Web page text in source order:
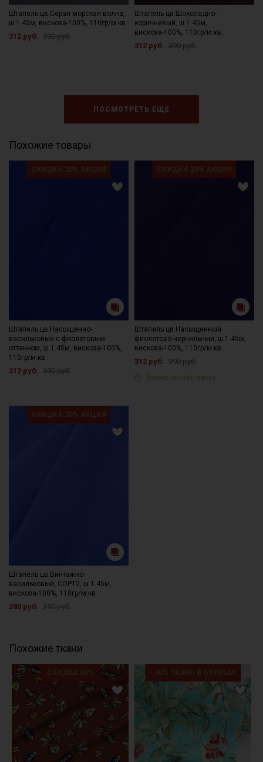
Штапель цв.Серая морская волна,
ш.1.45м, вискоза-100%, 110гр/м.кв
312 руб. 390 руб.
Штапель цв.Шоколадно-
коричневый, ш.1.45м,
вискоза-100%, 110гр/м.кв.
312 руб. 390 руб.
ПОСМОТРЕТЬ ЕЩЕ
Похожие товары
Штапель цв.Насыщенно-
васильковый с фиолетовым
оттенком, ш.1.45м, вискоза-100%,
110гр/м.кв
312 руб. 390 руб.
Штапель цв.Насыщенный
фиолетово-чернильный, ш.1.45м,
вискоза-100%, 110гр/м.кв
312 руб. 390 руб.
Только онлайн-заказ
Штапель цв.Винтажно-
васильковый, СОРТ2, ш.1.45м,
вискоза-100%, 110гр/м.кв
280 руб. 350 руб.
Похожие ткани